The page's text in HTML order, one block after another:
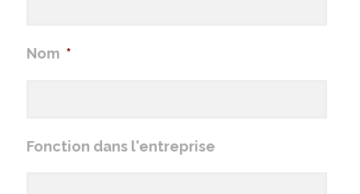
Nom *
Fonction dans l'entreprise